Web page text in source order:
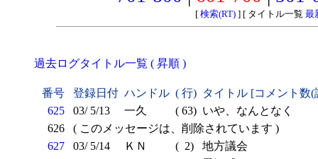
[ 検索(RT)] [ タイトル一覧 最
過去ログタイトル一覧 ( 昇順 )
番号 登録日付 ハンドル ( 行) タイトル [コメント数
625
03/ 5/13 一久 ( 63) いや、なんとなく
626
( このメッセージは、削除されています )
627
03/ 5/14 ＫＮ ( 2)
地方議会